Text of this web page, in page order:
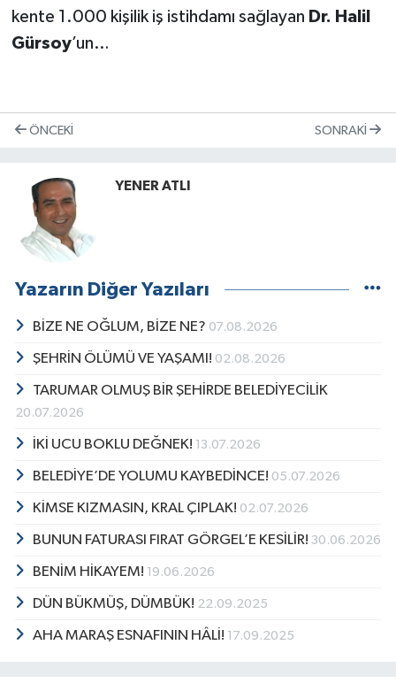
kente 1.000 kişilik iş istihdamı sağlayan Dr. Halil
Gürsoy’un…
ÖNCEKI SONRAKI
YENER ATLI
Yazarın Diğer Yazıları
BİZE NE OĞLUM, BİZE NE? 07.08.2026
ŞEHRİN ÖLÜMÜ VE YAŞAMI! 02.08.2026
TARUMAR OLMUŞ BİR ŞEHİRDE BELEDİYECİLİK
20.07.2026
İKİ UCU BOKLU DEĞNEK! 13.07.2026
BELEDİYE’DE YOLUMU KAYBEDİNCE! 05.07.2026
KİMSE KIZMASIN, KRAL ÇIPLAK! 02.07.2026
BUNUN FATURASI FIRAT GÖRGEL’E KESİLİR! 30.06.2026
BENİM HİKAYEM! 19.06.2026
DÜN BÜKMÜŞ, DÜMBÜK! 22.09.2025
AHA MARAŞ ESNAFININ HÂLİ! 17.09.2025